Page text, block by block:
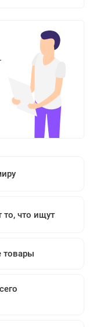
то, что ищут
товары